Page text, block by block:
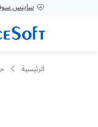
ساينس
الرئيسية